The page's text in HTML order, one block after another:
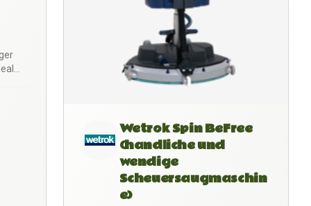
Wetrok Spin BeFree
(handliche und
wendige
Scheuersaugmaschin
e)